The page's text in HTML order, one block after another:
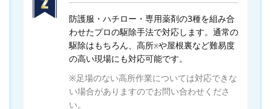
防護服・ハチロー・専用薬剤の3種を組み合
わせたプロの駆除手法で対応します。通常の
駆除はもちろん、高所※や屋根裏など難易度
の高い現場にも対応可能です。
※足場のない高所作業については対応できな
い場合がありますのでお問い合わせくださ
い。